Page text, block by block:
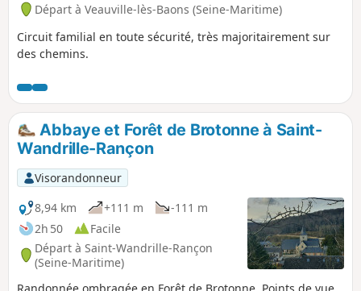
Départ à Veauville-lès-Baons (Seine-Maritime)
Circuit familial en toute sécurité, très majoritairement sur
des chemins.
Abbaye et Forêt de Brotonne à Saint-
Wandrille-Rançon
Visorandonneur
8,94 km
+111 m
-111 m
2h 50
Facile
Départ à Saint-Wandrille-Rançon
(Seine-Maritime)